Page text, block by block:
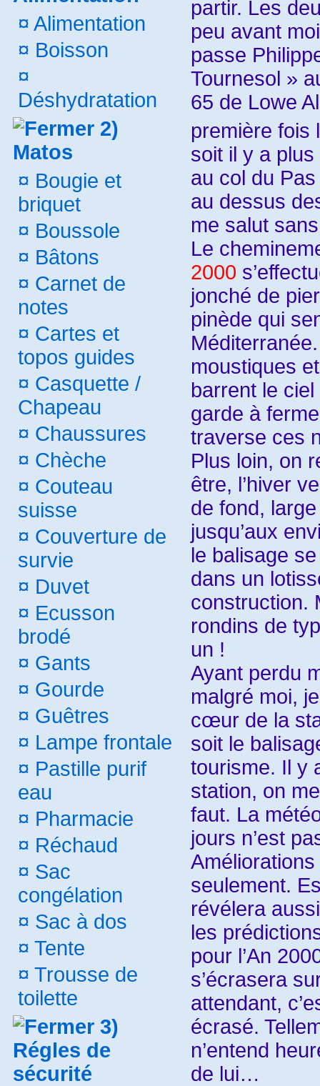
¤ Alimentation
¤ Boisson
¤
Déshydratation
2)
Matos
¤ Bougie et
briquet
¤ Boussole
¤ Bâtons
¤ Carnet de
notes
¤ Cartes et
topos guides
¤ Casquette /
Chapeau
¤ Chaussures
¤ Chèche
¤ Couteau
suisse
¤ Couverture de
survie
¤ Duvet
¤ Ecusson
brodé
¤ Gants
¤ Gourde
¤ Guêtres
¤ Lampe frontale
¤ Pastille purif
eau
¤ Pharmacie
¤ Réchaud
¤ Sac
congélation
¤ Sac à dos
¤ Tente
¤ Trousse de
toilette
3)
Régles de
sécurité
partir. Les
peu avant
passe
Tournesol »
65 de Lowe
première fois
soit il y a
au col du
au dessus
me salut
Le
2000
jonché de
pinède qui
moustiques
barrent le
garde à
traverse ces
Plus loin, on
être, l’hiver
de fond,
jusqu’aux
le balisage
dans un
construction.
rondins de
un !
Ayant perdu
malgré moi,
cœur de la
soit le
tourisme. Il y
station, on
faut. La
jours n’est
seulement.
révélera
les
pour l’An
s’écrasera
attendant,
écrasé.
n’entend
de lui…